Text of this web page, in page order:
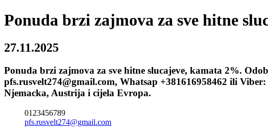
Ponuda brzi zajmova za sve hitne
27.11.2025
Ponuda brzi zajmova za sve hitne slucajeve, kamata 2%.
pfs.rusvelt274@gmail.com, Whatsap +381616958462 ili
Njemacka, Austrija i cijela Evropa.
0123456789
pfs.rusvelt274@gmail.com